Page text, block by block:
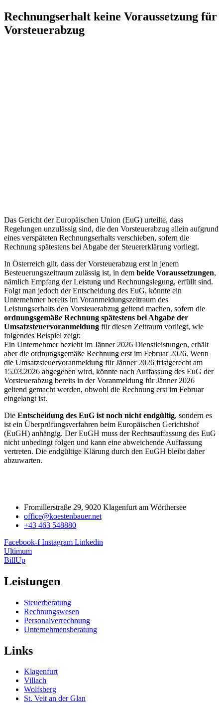
Zum
Inhalt
springen
Rechnungserhalt keine Voraussetzung für
Vorsteuerabzug
Das Gericht der Europäischen Union (EuG) urteilte, dass
Regelungen unzulässig sind, die den Vorsteuerabzug allein aufgrund
eines verspäteten Rechnungserhalts verschieben, sofern die
Rechnung spätestens bei Abgabe der Steuererklärung vorliegt.
In Österreich gilt, dass der Vorsteuerabzug erst in jenem
Besteuerungszeitraum zulässig ist, in dem beide Voraussetzungen,
nämlich Empfang der Leistung und Rechnungslegung, erfüllt sind.
Folgt man jedoch der Entscheidung des EuG, könnte ein
Unternehmer bereits im Voranmeldungszeitraum des
Leistungserhalts den Vorsteuerabzug geltend machen, sofern die
ordnungsgemäße Rechnung spätestens bei Abgabe der
Umsatzsteuervoranmeldung für diesen Zeitraum vorliegt, wie
folgendes Beispiel zeigt:
Ein Unternehmer bezieht im Jänner 2026 Dienstleistungen, erhält
aber die ordnungsgemäße Rechnung erst im Februar 2026. Wenn
die Umsatzsteuervoranmeldung für Jänner 2026 fristgerecht am
15.03.2026 abgegeben wird, könnte nach Auffassung des EuG der
Vorsteuerabzug bereits in der Voranmeldung für Jänner 2026
geltend gemacht werden, obwohl die Rechnung erst im Februar
eingelangt ist.
Die Entscheidung des EuG ist noch nicht endgültig, sondern es
ist ein Überprüfungsverfahren beim Europäischen Gerichtshof
(EuGH) anhängig. Der EuGH muss der Rechtsauffassung des EuG
nicht unbedingt folgen und kann eine abweichende Auffassung
vertreten. Die endgültige Klärung durch den EuGH bleibt daher
abzuwarten.
Fromillerstraße 29, 9020 Klagenfurt am Wörthersee
office@koestenbauer.net
+43 463 548880
Facebook-f Instagram Linkedin
Ultimum
BillUp
Leistungen
Steuerberatung
Rechnungswesen
Personalverrechnung
Unternehmensberatung
Links
Klagenfurt
Villach
Wolfsberg
St. Veit an der Glan